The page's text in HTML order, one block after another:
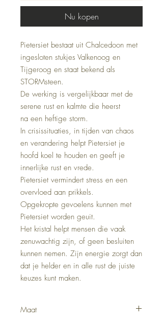
Nu kopen
Pietersiet bestaat uit Chalcedoon met
ingesloten stukjes Valkenoog en
Tijgeroog en staat bekend als
STORMsteen.
De werking is vergelijkbaar met de
serene rust en kalmte die heerst
na een heftige storm.
In crisissituaties, in tijden van chaos
en verandering helpt Pietersiet je
hoofd koel te houden en geeft je
innerlijke rust en vrede.
Pietersiet vermindert stress en een
overvloed aan prikkels.
Opgekropte gevoelens kunnen met
Pietersiet worden geuit.
Het kristal helpt mensen die vaak
zenuwachtig zijn, of geen besluiten
kunnen nemen. Zijn energie zorgt dan
dat je helder en in alle rust de juiste
keuzes kunt maken.
Maat